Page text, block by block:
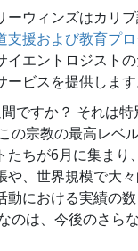
ーウィンズはカリ
支援および教育プ
イエントロジスト
ビスを提供します
ですか？ それは特
の宗教の最高レベ
たちが6月に集まり
や、世界規模で大
動における実績の
のは、今後のさら